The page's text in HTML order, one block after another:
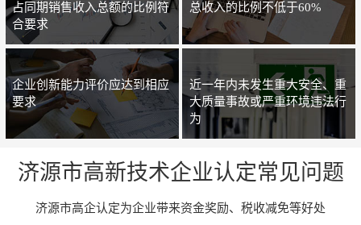
占同期销售收入总额的比例符
合要求
总收入的比例不低于60%
企业创新能力评价应达到相应
要求
近一年内未发生重大安全、重
大质量事故或严重环境违法行
为
济源市高新技术企业认定常见问题
济源市高企认定为企业带来资金奖励、税收减免等好处